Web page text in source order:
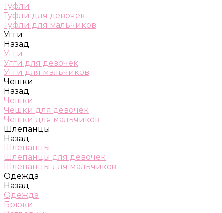
Туфли
Туфли для девочек
Туфли для мальчиков
Угги
Назад
Угги
Угги для девочек
Угги для мальчиков
Чешки
Назад
Чешки
Чешки для девочек
Чешки для мальчиков
Шлепанцы
Назад
Шлепанцы
Шлепанцы для девочек
Шлепанцы для мальчиков
Одежда
Назад
Одежда
Брюки